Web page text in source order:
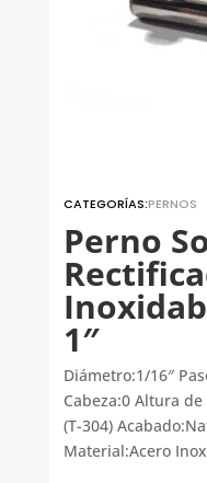
CATEGORÍAS:PERNOS
Perno
1″
Diámetro:1/16″
Cabeza:0 Altura
(T-304)
Material:Acero